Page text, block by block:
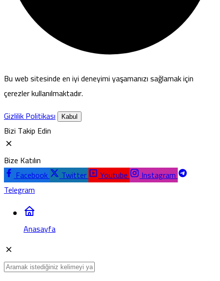
Bu web sitesinde en iyi deneyimi yaşamanızı sağlamak için
çerezler kullanılmaktadır.
Gizlilik Politikası
Kabul
Bizi Takip Edin
Bize Katılın
Facebook
Twitter Youtube
Instagram
Telegram
Anasayfa